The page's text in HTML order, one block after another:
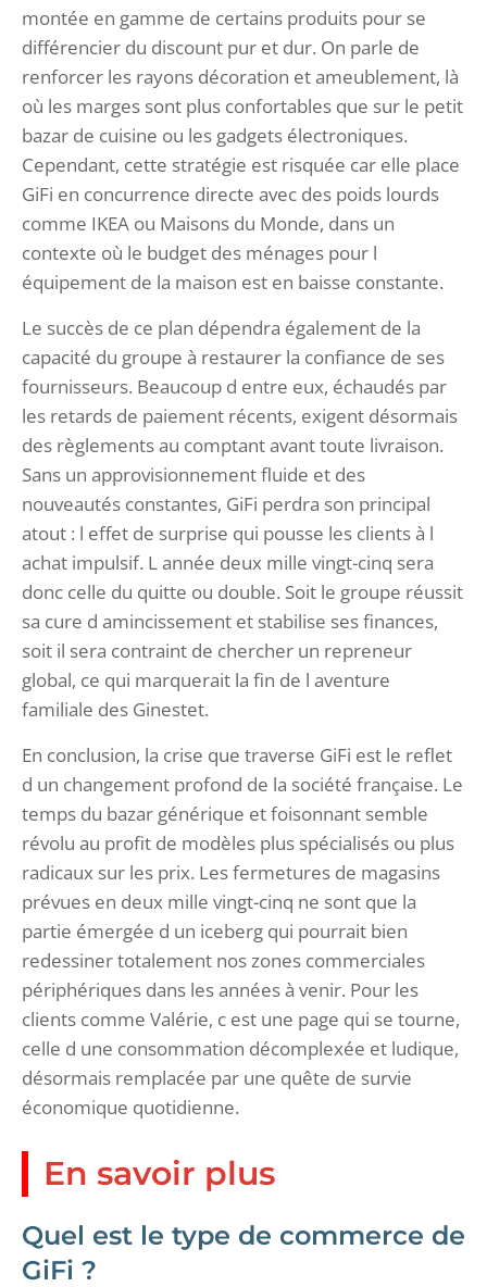
montée en gamme de certains produits pour se
différencier du discount pur et dur. On parle de
renforcer les rayons décoration et ameublement, là
où les marges sont plus confortables que sur le petit
bazar de cuisine ou les gadgets électroniques.
Cependant, cette stratégie est risquée car elle place
GiFi en concurrence directe avec des poids lourds
comme IKEA ou Maisons du Monde, dans un
contexte où le budget des ménages pour l
équipement de la maison est en baisse constante.
Le succès de ce plan dépendra également de la
capacité du groupe à restaurer la confiance de ses
fournisseurs. Beaucoup d entre eux, échaudés par
les retards de paiement récents, exigent désormais
des règlements au comptant avant toute livraison.
Sans un approvisionnement fluide et des
nouveautés constantes, GiFi perdra son principal
atout : l effet de surprise qui pousse les clients à l
achat impulsif. L année deux mille vingt-cinq sera
donc celle du quitte ou double. Soit le groupe réussit
sa cure d amincissement et stabilise ses finances,
soit il sera contraint de chercher un repreneur
global, ce qui marquerait la fin de l aventure
familiale des Ginestet.
En conclusion, la crise que traverse GiFi est le reflet
d un changement profond de la société française. Le
temps du bazar générique et foisonnant semble
révolu au profit de modèles plus spécialisés ou plus
radicaux sur les prix. Les fermetures de magasins
prévues en deux mille vingt-cinq ne sont que la
partie émergée d un iceberg qui pourrait bien
redessiner totalement nos zones commerciales
périphériques dans les années à venir. Pour les
clients comme Valérie, c est une page qui se tourne,
celle d une consommation décomplexée et ludique,
désormais remplacée par une quête de survie
économique quotidienne.
En savoir plus
Quel est le type de commerce de
GiFi ?